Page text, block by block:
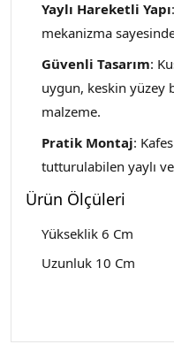
Yaylı Hareketli Yapı
mekanizma
Güvenli Tasarım:
uygun, keskin yüzey
malzeme.
Pratik Montaj:
tutturulabilen yaylı
Ürün Ölçüleri
Yükseklik 6 Cm
Uzunluk 10 Cm